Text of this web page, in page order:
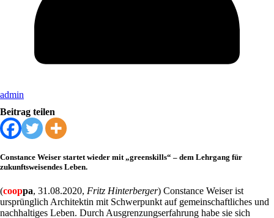
admin
Beitrag teilen
Constance Weiser startet wieder mit „greenskills“ – dem Lehrgang für
zukunftsweisendes Leben.
(cooppa, 31.08.2020, Fritz Hinterberger) Constance Weiser ist
ursprünglich Architektin mit Schwerpunkt auf gemeinschaftliches und
nachhaltiges Leben. Durch Ausgrenzungserfahrung habe sie sich